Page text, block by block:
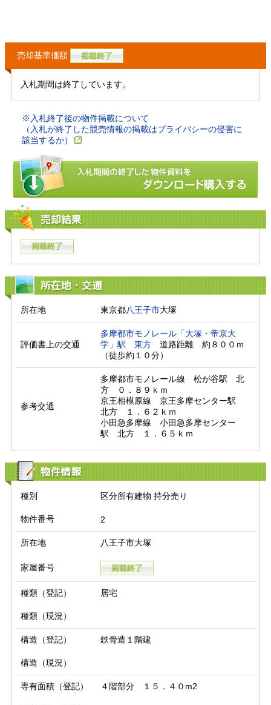
売却基準価額
入札期間は終了しています。
※入札終了後の物件掲載について
（入札が終了した競売情報の掲載はプライバシーの侵害に
該当するか）
売却結果
所在地・交通
所在地 東京都八王子市大塚
評価書上の交通
多摩都市モノレール「大塚・帝京大
学」駅
東方 道路距離　約８００ｍ
（徒歩約１０分）
参考交通
多摩都市モノレール線　松が谷駅　北
方　０．８９ｋｍ
京王相模原線　京王多摩センター駅
北方　１．６２ｋｍ
小田急多摩線　小田急多摩センター
駅　北方　１．６５ｋｍ
物件情報
種別 区分所有建物 持分売り
物件番号 2
所在地 八王子市大塚
家屋番号
種類（登記） 居宅
種類（現況）
構造（登記） 鉄骨造１階建
構造（現況）
専有面積（登記） ４階部分 １５．４０m2